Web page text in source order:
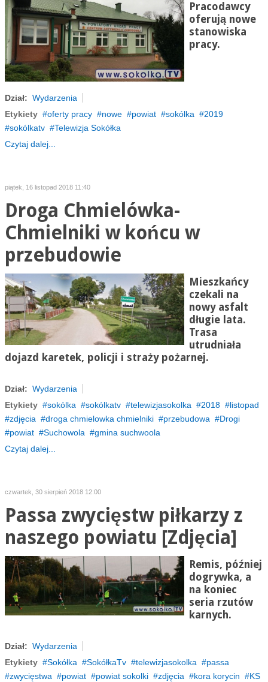
Pracodawcy
oferują nowe
stanowiska
pracy.
Dział: Wydarzenia
Etykiety
oferty pracy nowe powiat sokólka
2019
sokólkatv
Telewizja Sokółka
Czytaj dalej...
piątek, 16 listopad 2018 11:40
Droga Chmielówka-
Chmielniki w końcu w
przebudowie
Mieszkańcy
czekali na
nowy asfalt
długie lata.
Trasa
utrudniała
dojazd karetek, policji i straży pożarnej.
Dział: Wydarzenia
Etykiety
sokólka sokólkatv telewizjasokolka 2018
listopad
zdjęcia
droga chmielowka chmielniki przebudowa
Drogi
powiat
Suchowola
gmina suchwoola
Czytaj dalej...
czwartek, 30 sierpień 2018 12:00
Passa zwycięstw piłkarzy z
naszego powiatu [Zdjęcia]
Remis, później
dogrywka, a
na koniec
seria rzutów
karnych.
Dział: Wydarzenia
Etykiety
Sokółka SokółkaTv telewizjasokolka
passa
zwycięstwa
powiat powiat sokolki zdjęcia kora korycin KS